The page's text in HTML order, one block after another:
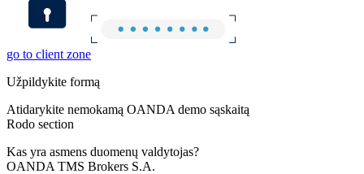
go to client zone
Užpildykite formą
Atidarykite nemokamą OANDA demo sąskaitą
Rodo section
Kas yra asmens duomenų valdytojas?
OANDA TMS Brokers S.A.